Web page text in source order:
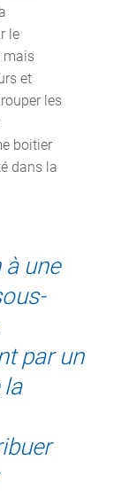
le
mais
et
les
boitier
dans la
une
par un
la